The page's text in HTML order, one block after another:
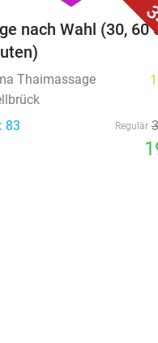
nach Wahl (30, 60
Thaimassage
83
Regulär